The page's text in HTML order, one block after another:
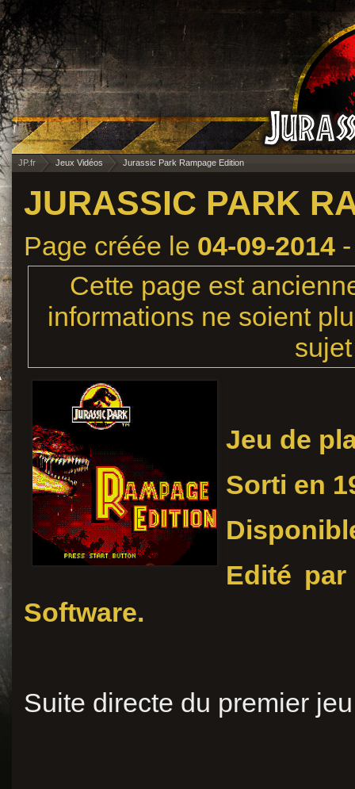
JP.fr Jeux Vidéos Jurassic Park Rampage Edition
JURASSIC PARK
Page créée le 04-09-2014
Cette page est
informations ne soient
Jeu de
Sorti en
Edité
Software.
Suite directe du premier